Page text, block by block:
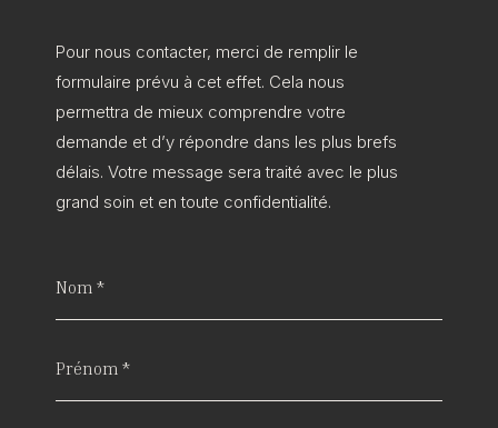
Pour nous contacter, merci de remplir le
formulaire prévu à cet effet. Cela nous
permettra de mieux comprendre votre
demande et d’y répondre dans les plus brefs
délais. Votre message sera traité avec le plus
grand soin et en toute confidentialité.